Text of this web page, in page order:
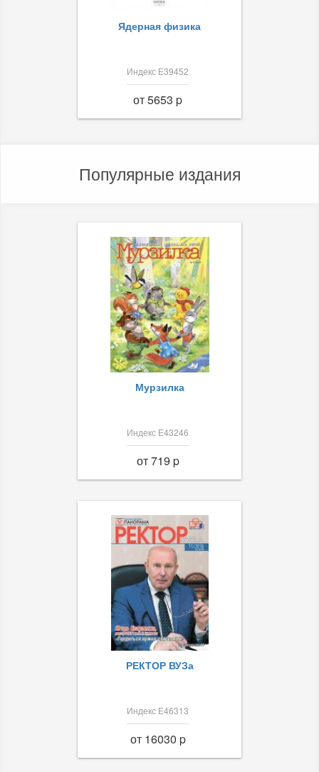
Ядерная физика
Индекс Е39452
от 5653 p
Популярные издания
Мурзилка
Индекс Е43246
от 719 p
РЕКТОР ВУЗа
Индекс Е46313
от 16030 p